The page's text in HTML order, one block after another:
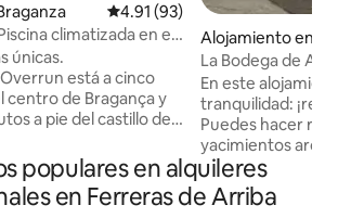
Calificación promedio: 4.91 de
4.91 (93)
climatizada en el
únicas.
está a cinco
centro de Bragança y
a pie del castillo de
donde puedes usar la
, relajarte en el aire
Las fotos son
Alojamiento en
e Tábara
La Bodega de
En este
tranquilidad:
Puedes hacer
yacimientos
romanos,
medievo,
baño en río y
populares en alquileres
en Ferreras de Arriba